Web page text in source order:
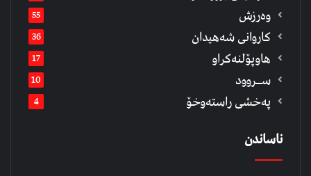
وەرزش 55
كاروانی شەهیدان 36
هاوپۆلنەكراو 17
ســروود 10
په‌خشی راسته‌وخۆ 4
ناساندن